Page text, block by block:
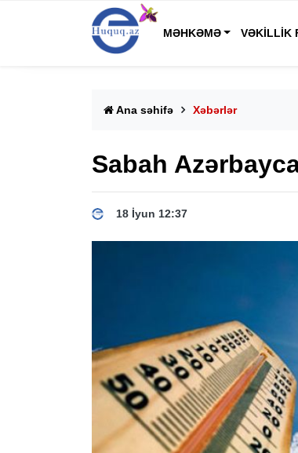
MƏHKƏMƏ VƏKILLIK
Ana səhifə Xəbərlər
Sabah
18 İyun 12:37